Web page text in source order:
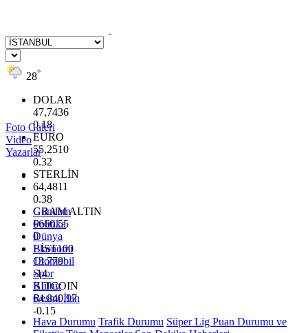
28°
DOLAR
47,7436
0.18
EURO
55,2510
0.32
STERLİN
64,4811
0.38
GRAM ALTIN
6660.55
0
BİST100
13.779
-14
BITCOIN
64.840,97
-0.15
Foto Galeri
Video
Yazarlar
Gündem
Politika
Dünya
Ekonomi
Otomobil
Spor
Kültür
Resmi İlan
Hava Durumu Trafik Durumu Süper Lig Puan Durumu ve